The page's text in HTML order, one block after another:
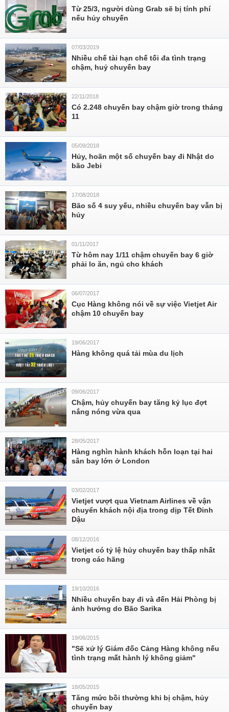
Từ 25/3, người dùng Grab sẽ bị tính phí
nếu hủy chuyến
07/03/2019
Nhiều chế tài hạn chế tối đa tình trạng
chậm, huỷ chuyến bay
22/11/2018
Có 2.248 chuyến bay chậm giờ trong tháng
11
05/09/2018
Hủy, hoãn một số chuyến bay đi Nhật do
bão Jebi
17/08/2018
Bão số 4 suy yếu, nhiều chuyến bay vẫn bị
hủy
01/11/2017
Từ hôm nay 1/11 chậm chuyến bay 6 giờ
phải lo ăn, ngủ cho khách
06/07/2017
Cục Hàng không nói về sự việc Vietjet Air
chậm 10 chuyến bay
19/06/2017
Hàng không quá tải mùa du lịch
09/06/2017
Chậm, hủy chuyến bay tăng kỷ lục đợt
nắng nóng vừa qua
28/05/2017
Hàng nghìn hành khách hỗn loạn tại hai
sân bay lớn ở London
03/02/2017
Vietjet vượt qua Vietnam Airlines về vận
chuyển khách nội địa trong dịp Tết Đinh
Dậu
08/12/2016
Vietjet có tỷ lệ hủy chuyến bay thấp nhất
trong các hãng
19/10/2016
Nhiều chuyến bay đi và đến Hải Phòng bị
ảnh hưởng do Bão Sarika
19/06/2015
"Sẽ xử lý Giám đốc Cảng Hàng không nếu
tình trạng mất hành lý không giảm"
18/05/2015
Tăng mức bồi thường khi bị chậm, hủy
chuyến bay